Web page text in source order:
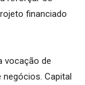
financiado
vocação de
Capital